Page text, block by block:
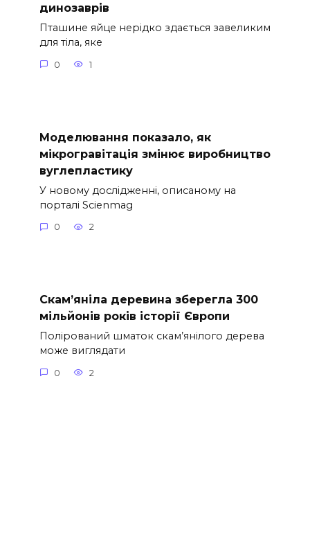
динозаврів
Пташине яйце нерідко здається завеликим
для тіла, яке
0 1
Моделювання показало, як
мікрогравітація змінює виробництво
вуглепластику
У новому дослідженні, описаному на
порталі Scienmag
0 2
Скам’яніла деревина зберегла 300
мільйонів років історії Європи
Полірований шматок скам’янілого дерева
може виглядати
0 2